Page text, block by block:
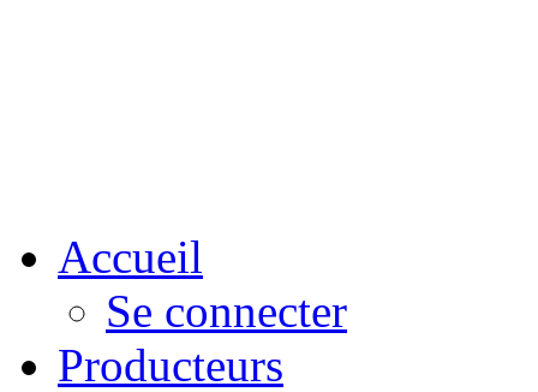
Accueil
Se connecter
Producteurs